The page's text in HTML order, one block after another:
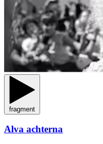
fragment
Alva achterna